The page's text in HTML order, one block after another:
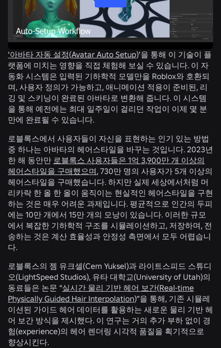
'아바타 자동 설정(Avatar Auto Setup)'을 통해 이 기술이 플
랫폼에 미치는 영향을 직접 체험해 보실 수 있습니다. 이 자
동화 시스템은 입력된 기하학적 모델만을 Roblox와 호환되
며, 사용자 정의가 가능하고, 애니메이션 적용이 준비된, 리
깅 및 스키닝이 완료된 아바타로 변환해 줍니다. 이 시스템
을 통해 예전에는 최대 일주일이 걸리던 작업이 이제 몇 분
만에 완료될 수 있습니다.
로블록스에서 사용자들이 자신을 표현하는 인기 있는 방법
중 하나는 아바타의 헤어스타일을 바꾸는 것입니다. 2023년
한 해 동안만 로블록스 사용자들은 1억 3,900만 개 이상의
헤어스타일을 구매했으며, 730만 명의 사용자가 5개 이상의
헤어스타일을 구매했습니다. 하지만 실제 세상에서처럼 머
리카락 한 올 한 올이 움직이는 현실적인 헤어스타일을 구현
하는 것은 매우 어려운 과제입니다. 평균적으로 인간의 두피
에는 10만 개에서 15만 개의 모낭이 있습니다. 이러한 규모
에서 복잡한 기하학적 구조를 시뮬레이션하고, 저장하며, 전
송하는 것은 계산 효율성과 안정성 측면에서 모두 어렵습니
다.
로블록스의 젬 유크셀(Cem Yuksel)과 라이트스피드 스튜디
오(LightSpeed Studios), 유타 대학교(University of Utah)의
동료들은 논문 “실시간 물리 기반 헤어 보간(Real-time
Physically Guided Hair Interpolation)”을 통해, 기존 시뮬레
이션된 가이드 헤어 데이터를 활용하는 새로운 물리 기반 헤
어 보간 방식을 제시했다. 이 연구는 거의 추가 부하 없이 경
험(experience)의 헤어 렌더링 시각적 품질을 획기적으로
향상시킨다.